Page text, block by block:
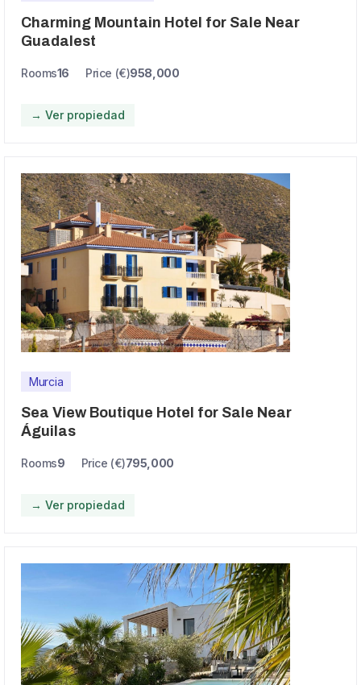
Charming Mountain Hotel for Sale Near
Guadalest
Rooms16 Price (€)958,000
→ Ver propiedad
Murcia
Sea View Boutique Hotel for Sale Near
Águilas
Rooms9 Price (€)795,000
→ Ver propiedad